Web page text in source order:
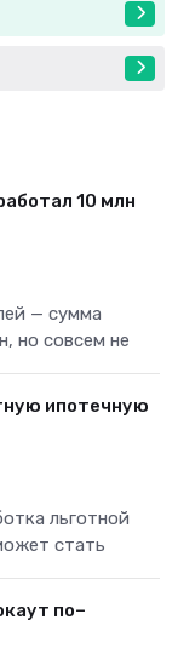
10 млн
— сумма
но совсем не
ипотечную
льготной
стать
по–